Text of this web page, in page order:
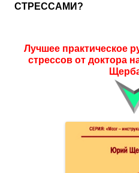
СТРЕССАМИ?
Лучшее практическое
стрессов от доктора